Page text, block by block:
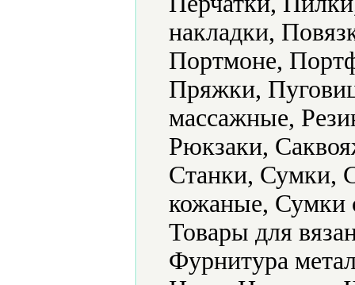
накладки,
Портмоне,
Пряжки,
массажные,
Рюкзаки,
Станки, Сумки,
кожаные, Сумки
Товары для
Фурнитура